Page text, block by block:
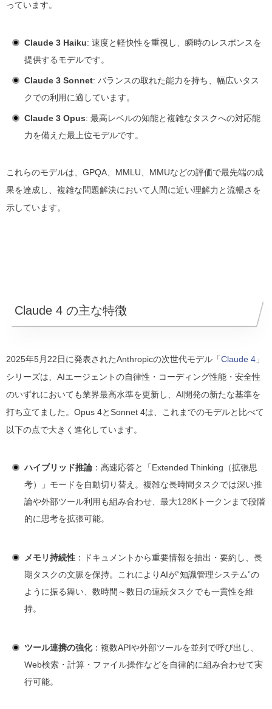
っています。
Claude 3 Haiku: 速度と軽快性を重視し、瞬時のレスポンスを
提供するモデルです。
Claude 3 Sonnet: バランスの取れた能力を持ち、幅広いタス
クでの利用に適しています。
Claude 3 Opus: 最高レベルの知能と複雑なタスクへの対応能
力を備えた最上位モデルです。
これらのモデルは、GPQA、MMLU、MMUなどの評価で最先端の成
果を達成し、複雑な問題解決において人間に近い理解力と流暢さを
示しています。
Claude 4 の主な特徴
2025年5月22日に発表されたAnthropicの次世代モデル「Claude 4 」
シリーズは、AIエージェントの自律性・コーディング性能・安全性
のいずれにおいても業界最高水準を更新し、AI開発の新たな基準を
打ち立てました。Opus 4とSonnet 4は、これまでのモデルと比べて
以下の点で大きく進化しています。
ハイブリッド推論 ：高速応答と「Extended Thinking（拡張思
考）」モードを自動切り替え。複雑な長時間タスクでは深い推
論や外部ツール利用も組み合わせ、最大128Kトークンまで段階
的に思考を拡張可能。
メモリ持続性 ：ドキュメントから重要情報を抽出・要約し、長
期タスクの文脈を保持。これによりAIが“知識管理システム”の
ように振る舞い、数時間～数日の連続タスクでも一貫性を維
持。
ツール連携の強化：複数APIや外部ツールを並列で呼び出し、
Web検索・計算・ファイル操作などを自律的に組み合わせて実
行可能。